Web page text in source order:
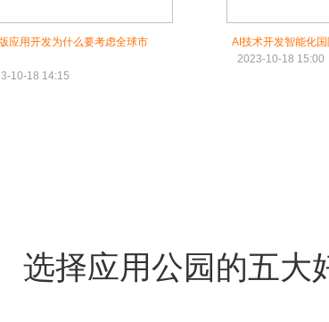
应用开发为什么要考虑全球市
10-18 14:15
AI技术开发智能化
2023-10-18 15:00
选择应用公园的五大